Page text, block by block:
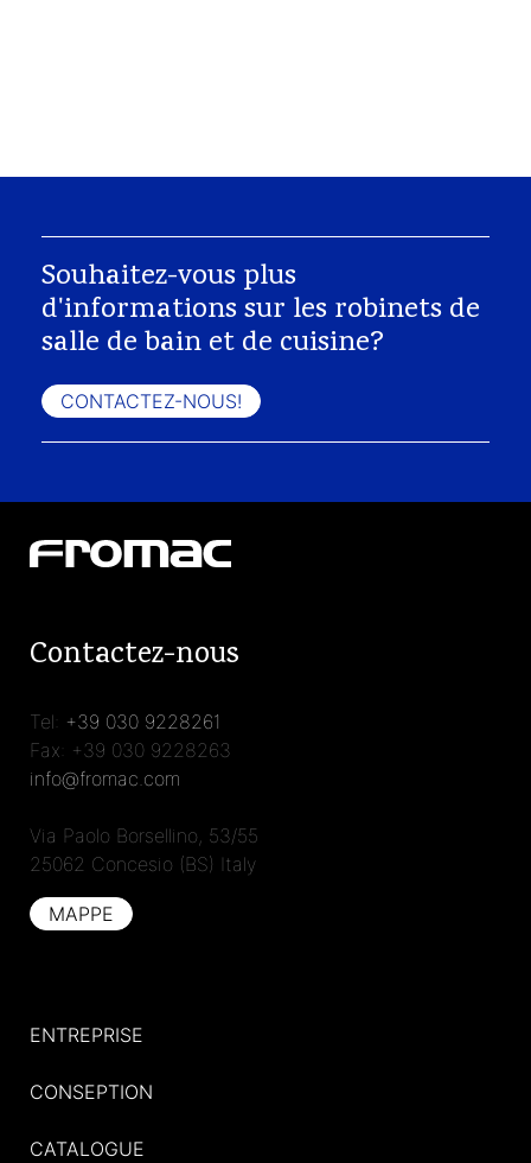
Souhaitez-vous plus
d'informations sur les robinets de
salle de bain et de cuisine?
CONTACTEZ-NOUS!
Contactez-nous
Tel: +39 030 9228261
Fax: +39 030 9228263
info@fromac.com
Via Paolo Borsellino, 53/55
25062 Concesio (BS) Italy
MAPPE
ENTREPRISE
CONSEPTION
CATALOGUE